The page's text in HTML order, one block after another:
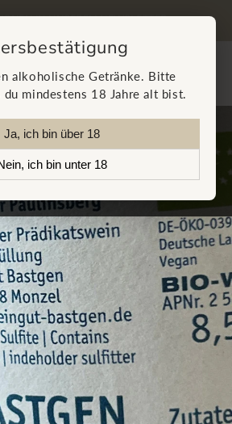
IN UNSEREM NEWSLETTER
Warenkorb
alkoholische Getränke. Bitte
du mindestens 18 Jahre alt bist.
Ja, ich bin über 18
ich bin unter 18